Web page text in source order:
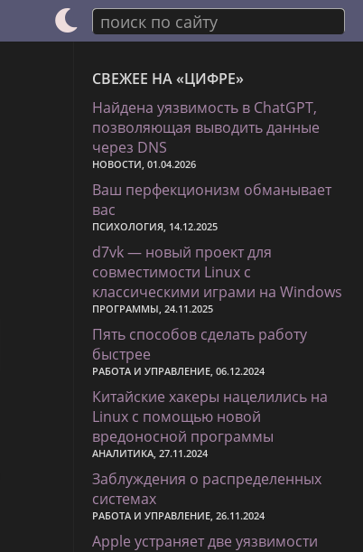
поиск по сайту
СВЕЖЕЕ НА «ЦИФРЕ»
Найдена уязвимость в ChatGPT,
позволяющая выводить данные
через DNS
НОВОСТИ, 01.04.2026
Ваш перфекционизм обманывает
вас
ПСИХОЛОГИЯ, 14.12.2025
d7vk — новый проект для
совместимости Linux с
классическими играми на Windows
ПРОГРАММЫ, 24.11.2025
Пять способов сделать работу
быстрее
РАБОТА И УПРАВЛЕНИЕ, 06.12.2024
Китайские хакеры нацелились на
Linux с помощью новой
вредоносной программы
АНАЛИТИКА, 27.11.2024
Заблуждения о распределенных
системах
РАБОТА И УПРАВЛЕНИЕ, 26.11.2024
Apple устраняет две уязвимости